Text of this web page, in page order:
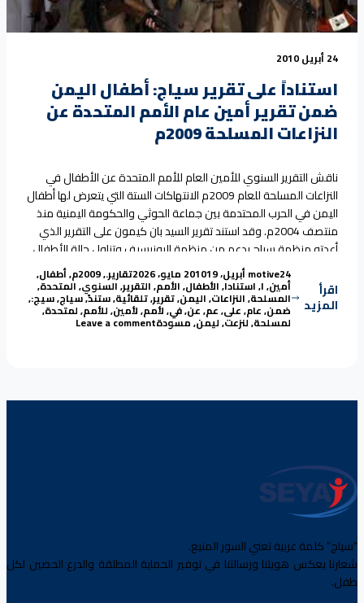
24 أبريل 2010
استناداً على تقرير سياج: أطفال اليمن
ضمن تقرير أمين عام الأمم المتحدة عن
النزاعات المسلحة 2009م
ناقش التقرير السنوي للأمين العام للأمم المتحدة عن الأطفال في
النزاعات المسلحة للعام 2009م الانتهاكات الستة التي يتعرض لها أطفال
اليمن في الحرب المحتدمة بين جماعة الحوثي والحكومة اليمنية منذ
منتصف 2004م. وقد استند تقرير السيد بان كيمون على التقرير الذي
أعدته منظمة سياج بدعم من منظمة اليونيسيف وتناول حالة الأطفال
ضحايا النزاع المسلح في
Continue reading“استناداً على تقرير سياج: أطفال
اقرأ
المزيد
Posted by
motive24 أبريل، 2010 19 مايو، 2026 Posted in
تقاريرTags:.
,2009م ,أطفال,
أمين,ا,استنادا,الأطفال,الأمم,التقرير,السنوي,المتحدة,
المسلحة,النزاعات,اليمن,تقرير,تلقائية,ستندً,سياج,سيج:,
ضمن,عام,على,عم,عن,في,لأمم,لأمين,للأمم,لمتحدة,
لمسلحة,لنزعت,ليمن,مسودةLeave a comment
“سياج” كلمة عربية تعني السور المنيع.
شعارنا يعكس هويتنا ورسالتنا في توفير الحماية المطلقة والدرع الحصين لكل
طفل.